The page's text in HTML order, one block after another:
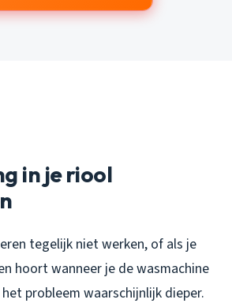
in je riool
tegelijk niet werken, of als je
hoort wanneer je de wasmachine
probleem waarschijnlijk dieper.